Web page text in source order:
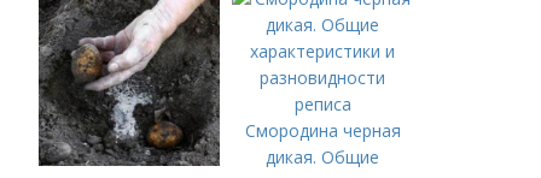
Смородина черная
дикая. Общие